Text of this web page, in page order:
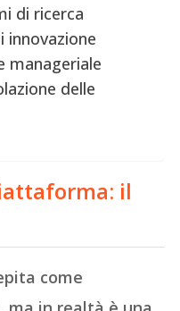
di ricerca
manageriale
delle
il
come